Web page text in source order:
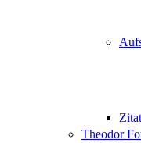
Theodor